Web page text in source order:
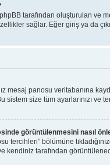
tarafından oluşturulan ve
sağlar. Eğer giriş ya da
mesaj panosu veritabanına
sistem size tüm ayarlarınızı
görüntülenmesini nasıl
tercihleri” bölümüne
tarafından